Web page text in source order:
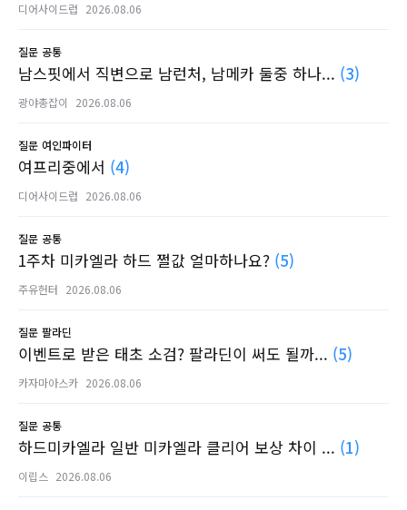
디어사이드럽 2026.08.06
질문 공통
남스핏에서 직변으로 남런처, 남메카 둘중 하나... (3)
광야총잡이 2026.08.06
질문 여인파이터
여프리중에서 (4)
디어사이드럽 2026.08.06
질문 공통
1주차 미카엘라 하드 쩔값 얼마하나요? (5)
주유헌터 2026.08.06
질문 팔라딘
이벤트로 받은 태초 소검? 팔라딘이 써도 될까... (5)
카자마아스카 2026.08.06
질문 공통
하드미카엘라 일반 미카엘라 클리어 보상 차이 ... (1)
이립스 2026.08.06